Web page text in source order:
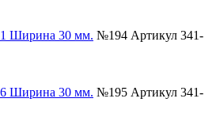
№194 Артикул 341-
№195 Артикул 341-